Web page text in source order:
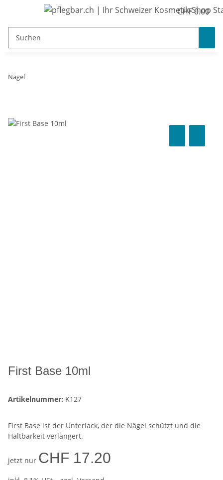
CHF 0.00
Nägel
First Base 10ml
Artikelnummer: K127
First Base ist der Unterlack, der die Nägel schützt und die
Haltbarkeit verlängert.
jetzt nur CHF 17.20